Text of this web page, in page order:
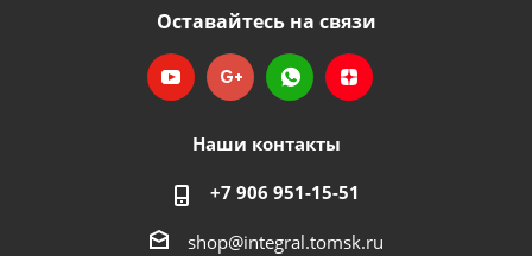
Оставайтесь на связи
Наши контакты
+7 906 951-15-51
shop@integral.tomsk.ru